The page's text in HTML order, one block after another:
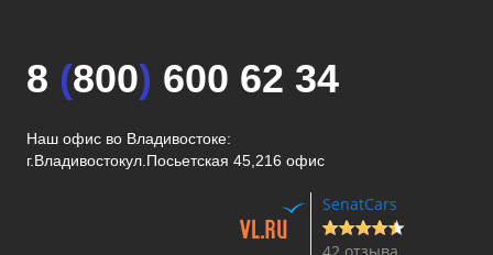
8 (800) 600 62 34
Наш офис во Владивостоке:
г.Владивостокул.Посьетская 45,216 офис
SenatCars